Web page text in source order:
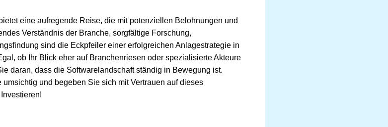
eine aufregende Reise, die mit potenziellen Belohnungen und
Verständnis der Branche, sorgfältige Forschung,
sind die Eckpfeiler einer erfolgreichen Anlagestrategie in
ob Ihr Blick eher auf Branchenriesen oder spezialisierte Akteure
daran, dass die Softwarelandschaft ständig in Bewegung ist.
und begeben Sie sich mit Vertrauen auf dieses